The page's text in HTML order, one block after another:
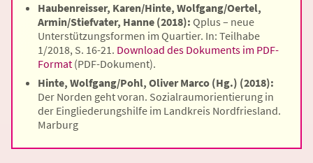
Haubenreisser, Karen/Hinte, Wolfgang/Oertel,
Armin/Stiefvater, Hanne (2018): Qplus – neue
Unterstützungsformen im Quartier. In: Teilhabe
1/2018, S. 16-21. Download des Dokuments im PDF-
Format (PDF-Dokument).
Hinte, Wolfgang/Pohl, Oliver Marco (Hg.) (2018):
Der Norden geht voran. Sozialraumorientierung in
der Eingliederungshilfe im Landkreis Nordfriesland.
Marburg